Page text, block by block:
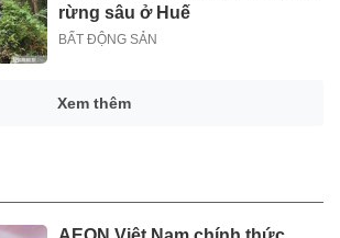
rừng sâu ở Huế
BẤT ĐỘNG SẢN
Xem thêm